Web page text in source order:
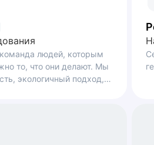
людей, которым
то, что они делают. Мы
экологичный подход,